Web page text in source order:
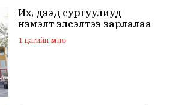
Их, дээд сургуулиуд
нэмэлт элсэлтээ зарлалаа
1 цагийн өмнө